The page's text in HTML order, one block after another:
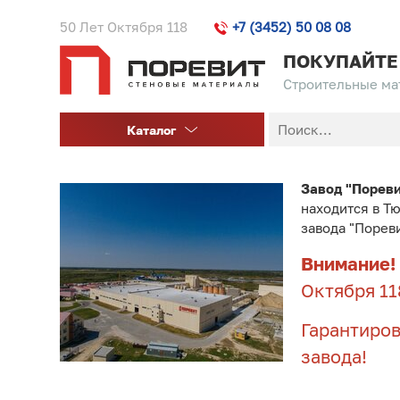
50 Лет Октября 118 +7 (3452) 50 08 08
Строительные
Каталог
Завод
находится в
завода
Внимание!
Октября
завода!